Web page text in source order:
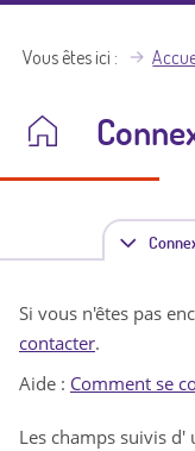
Vous êtes ici
Si vous n'êtes pas
contacter.
Aide : Comment se
Les champs suivis d'